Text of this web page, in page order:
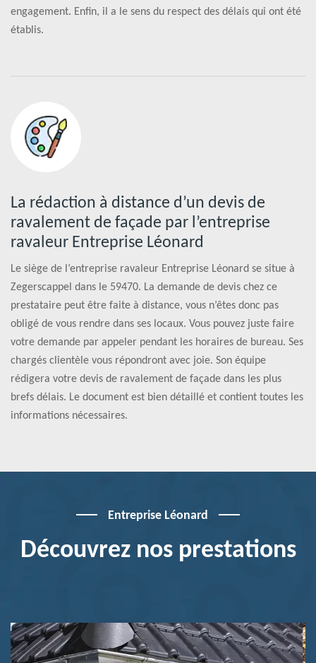
engagement. Enfin, il a le sens du respect des délais qui ont été
établis.
La rédaction à distance d’un devis de
ravalement de façade par l’entreprise
ravaleur Entreprise Léonard
Le siège de l’entreprise ravaleur Entreprise Léonard se situe à
Zegerscappel dans le 59470. La demande de devis chez ce
prestataire peut être faite à distance, vous n’êtes donc pas
obligé de vous rendre dans ses locaux. Vous pouvez juste faire
votre demande par appeler pendant les horaires de bureau. Ses
chargés clientèle vous répondront avec joie. Son équipe
rédigera votre devis de ravalement de façade dans les plus
brefs délais. Le document est bien détaillé et contient toutes les
informations nécessaires.
Entreprise Léonard
Découvrez nos prestations